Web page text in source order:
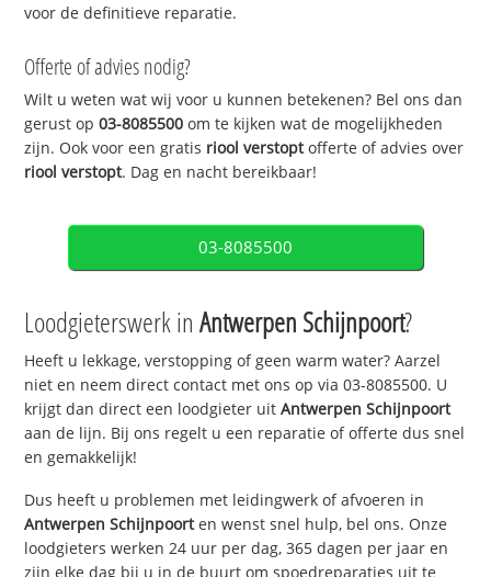
voor de definitieve reparatie.
Offerte of advies nodig?
Wilt u weten wat wij voor u kunnen betekenen? Bel ons dan
gerust op03-8085500 om te kijken wat de mogelijkheden
zijn. Ook voor een gratis riool verstoptofferte of advies over
riool verstopt. Dag en nacht bereikbaar!
03-8085500
Loodgieterswerk inAntwerpen Schijnpoort?
Heeft u lekkage, verstopping of geen warm water? Aarzel
niet en neem direct contact met ons op via 03-8085500. U
krijgt dan direct een loodgieter uitAntwerpen Schijnpoort
aan de lijn. Bij ons regelt u een reparatie of offerte dus snel
en gemakkelijk!
Dus heeft u problemen met leidingwerk of afvoeren in
Antwerpen Schijnpoorten wenst snel hulp, bel ons. Onze
loodgieters werken 24 uur per dag, 365 dagen per jaar en
zijn elke dag bij u in de buurt om spoedreparaties uit te